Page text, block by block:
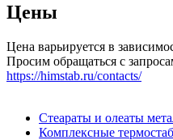
Цены
Цена варьируется в
Просим обращаться с
https://himstab.ru/contacts/
Стеараты и олеаты
Комплексные